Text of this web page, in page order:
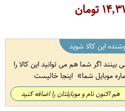
تومان
این کالا شوید
بینند اگر شما هم می توانید این کالا را
موبایل شما اینجا خالیست
هم اکنون نام و موبایلتان را اضافه کنید